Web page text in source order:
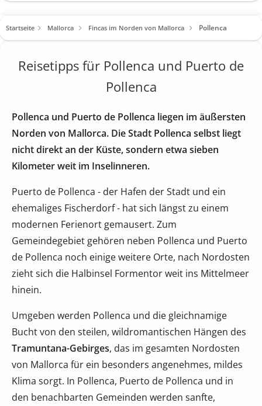
Startseite Mallorca Fincas im Norden von Mallorca Pollenca
Reisetipps für Pollenca und Puerto de
Pollenca
Pollenca und Puerto de Pollenca liegen im äußersten
Norden von Mallorca. Die Stadt Pollenca selbst liegt
nicht direkt an der Küste, sondern etwa sieben
Kilometer weit im Inselinneren.
Puerto de Pollenca - der Hafen der Stadt und ein
ehemaliges Fischerdorf - hat sich längst zu einem
modernen Ferienort gemausert. Zum
Gemeindegebiet gehören neben Pollenca und Puerto
de Pollenca noch einige weitere Orte, nach Nordosten
zieht sich die Halbinsel Formentor weit ins Mittelmeer
hinein.
Umgeben werden Pollenca und die gleichnamige
Bucht von den steilen, wildromantischen Hängen des
Tramuntana-Gebirges, das im gesamten Nordosten
von Mallorca für ein besonders angenehmes, mildes
Klima sorgt. In Pollenca, Puerto de Pollenca und in
den benachbarten Gemeinden werden sanfte,